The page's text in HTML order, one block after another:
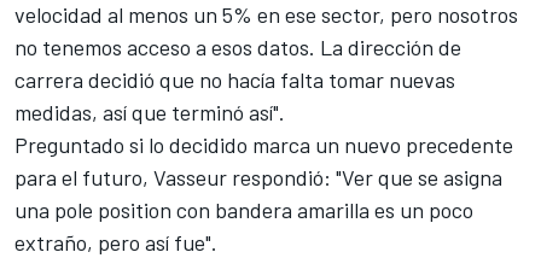
velocidad al menos un 5% en ese sector, pero nosotros
no tenemos acceso a esos datos. La dirección de
carrera decidió que no hacía falta tomar nuevas
medidas, así que terminó así".
Preguntado si lo decidido marca un nuevo precedente
para el futuro, Vasseur respondió: "Ver que se asigna
una pole position con bandera amarilla es un poco
extraño, pero así fue".